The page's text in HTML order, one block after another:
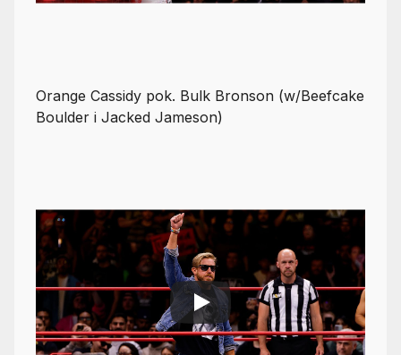
Orange Cassidy pok. Bulk Bronson (w/Beefcake
Boulder i Jacked Jameson)